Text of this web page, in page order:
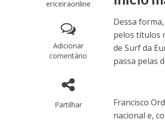
ericeiraonline
Adicionar
comentário
Partilhar
Dessa
pelos títulos
de Surf da
passa pelas
Francisco
nacional e,